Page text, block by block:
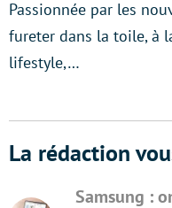
Passionnée par les
fureter dans la toile, à
lifestyle,…
La rédaction
Samsung :